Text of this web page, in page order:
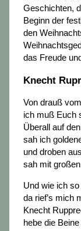
Geschichten,
Beginn der
den
das Freude
Knecht
Von drauß
ich muß Euch
Überall auf
sah ich
und droben
sah mit
Und wie ich
da rief’s mich
Knecht
hebe die